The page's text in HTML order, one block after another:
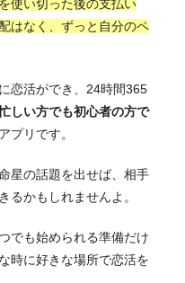
使い切った後の支払い
はなく、ずっと自分のペ
恋活ができ、24時間365
しい方でも初心者の方で
プリです。
星の話題を出せば、相手
るかもしれませんよ。
でも始められる準備だけ
時に好きな場所で恋活を